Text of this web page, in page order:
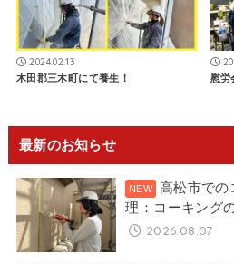
2024.02.13
木田郡三木町にて養生！ 慰労
最新のお知らせ
高松市での
理：コーキング
2026.08.07